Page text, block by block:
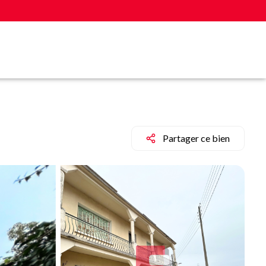
Partager ce bien